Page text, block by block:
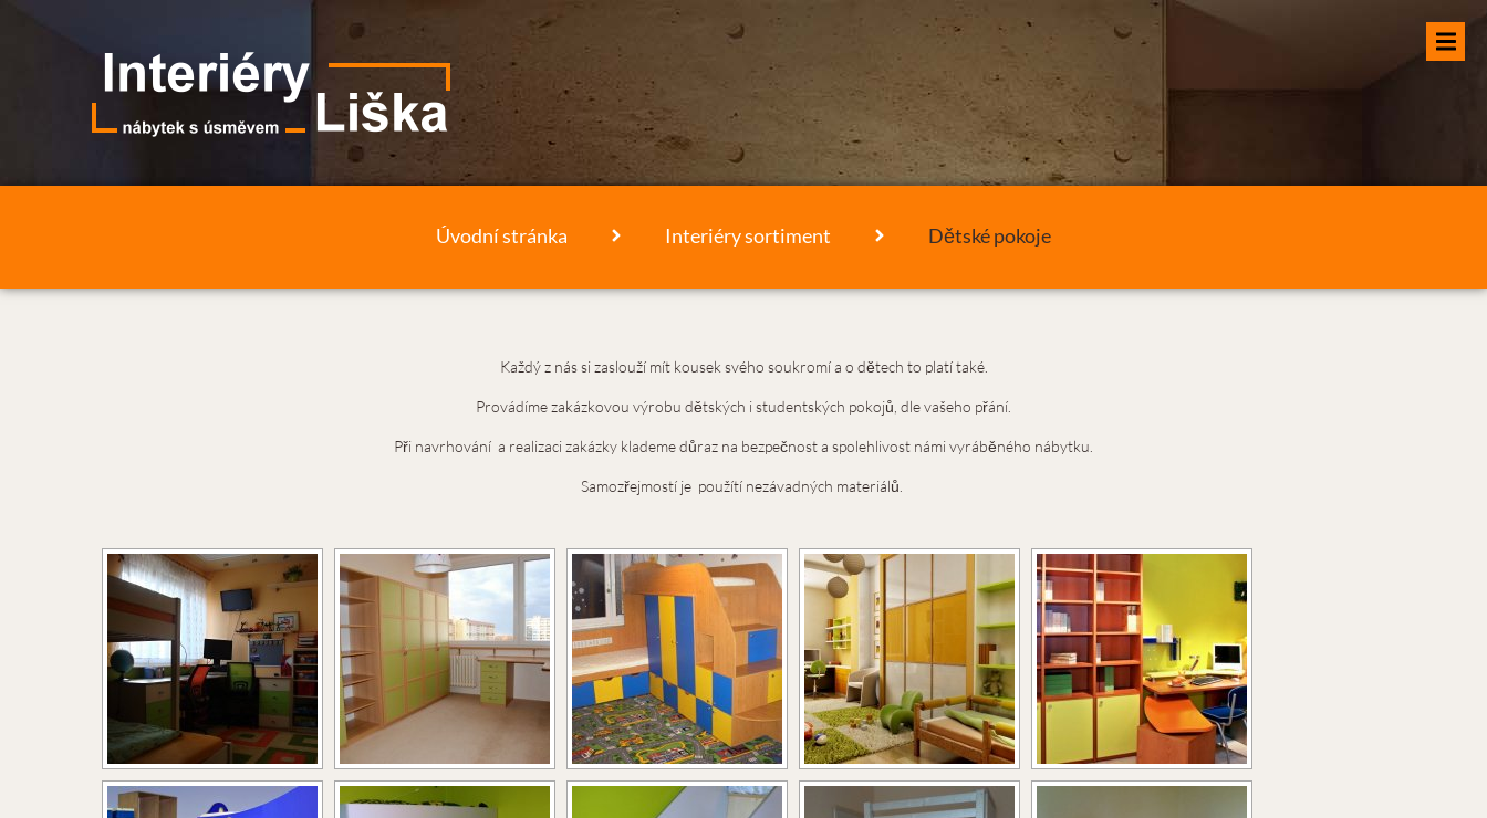
Úvodní stránka Interiéry sortiment Dětské pokoje
Každý z nás si zaslouží mít kousek svého soukromí a o dětech to platí také.
Provádíme zakázkovou výrobu dětských i studentských pokojů, dle vašeho přání.
Při navrhování a realizaci zakázky klademe důraz na bezpečnost a spolehlivost námi vyráběného nábytku.
Samozřejmostí je použítí nezávadných materiálů.